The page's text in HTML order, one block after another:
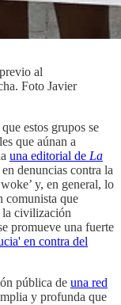
al
Foto Javier
estos grupos se
que aúnan a
una editorial de La
denuncias contra la
y, en general, lo
comunista que
la civilización
promueve una fuerte
en contra del
pública de una red
y profunda que